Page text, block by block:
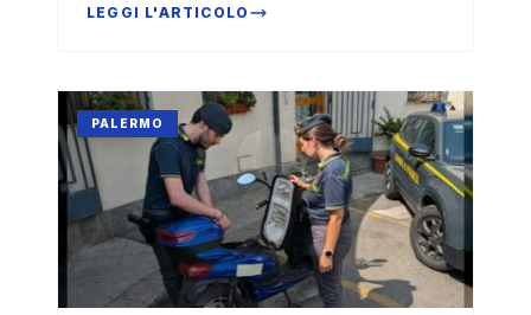
questa ricostruzione
LEGGI L'ARTICOLO
PALERMO